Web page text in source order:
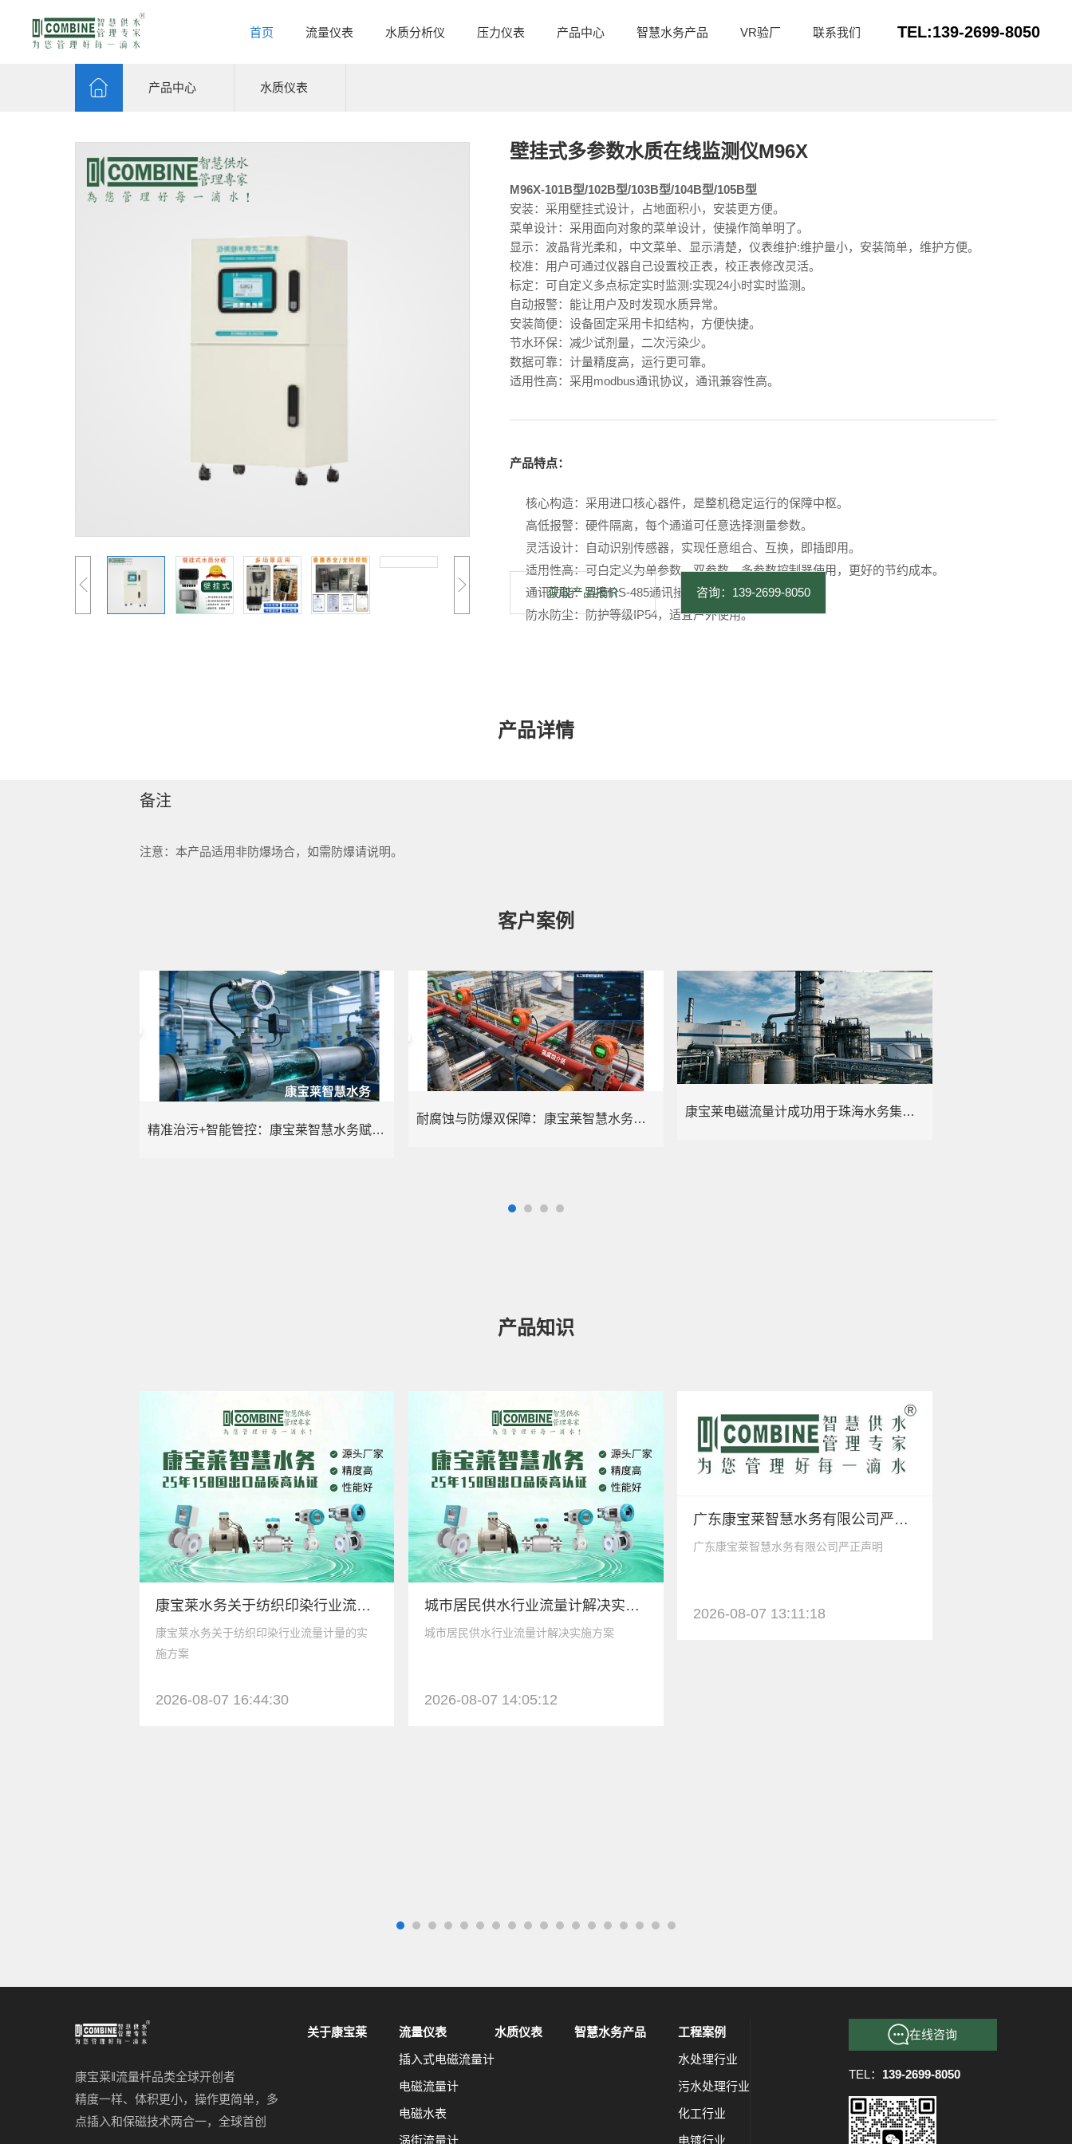
首页 流量仪表 水质分析仪 压力仪表 产品中心 智慧水务产品 VR验厂 联系我们 TEL:139-2699-8050
产品中心 水质仪表
壁挂式多参数水质在线监测仪M96X
M96X-101B型/102B型/103B型/104B型/105B型
安装：采用壁挂式设计，占地面积小，安装更方便。
菜单设计：采用面向对象的菜单设计，使操作简单明了。
显示：波晶背光柔和，中文菜单、显示清楚，仪表维护:维护量小，安装简单，维护方便。
校准：用户可通过仪器自己设置校正表，校正表修改灵活。
标定：可自定义多点标定实时监测:实现24小时实时监测。
自动报警：能让用户及时发现水质异常。
安装简便：设备固定采用卡扣结构，方便快捷。
节水环保：减少试剂量，二次污染少。
数据可靠：计量精度高，运行更可靠。
适用性高：采用modbus通讯协议，通讯兼容性高。
产品特点：
核心构造：采用进口核心器件，是整机稳定运行的保障中枢。
高低报警：硬件隔离，每个通道可任意选择测量参数。
灵活设计：自动识别传感器，实现任意组合、互换，即插即用。
适用性高：可白定义为单参数、双参数、多参数控制器使用，更好的节约成本。
通讯功能：具有RS-485通讯接口。
防水防尘：防护等级IP54，适宜户外使用。
获取产品报价 咨询：139-2699-8050
产品详情
备注
注意：本产品适用非防爆场合，如需防爆请说明。
客户案例
精准治污+智能管控：康宝莱智慧水务赋能电镀行业绿色转型
耐腐蚀与防爆双保障：康宝莱智慧水务赋能化工行业精准计量
康宝莱电磁流量计成功用于珠海水务集团的DMA 分析​
产品知识
康宝莱水务关于纺织印染行业流量计量的实施方案
康宝莱水务关于纺织印染行业流量计量的实
施方案
2026-08-07 16:44:30
城市居民供水行业流量计解决实施方案
城市居民供水行业流量计解决实施方案
2026-08-07 14:05:12
广东康宝莱智慧水务有限公司严正声明
广东康宝莱智慧水务有限公司严正声明
2026-08-07 13:11:18
康宝莱‖流量杆品类全球开创者
精度一样、体积更小，操作更简单，多
点插入和保磁技术两合一，全球首创
关于康宝莱
流量仪表
插入式电磁流量计
电磁流量计
电磁水表
涡街流量计
水质仪表 智慧水务产品
工程案例
水处理行业
污水处理行业
化工行业
电镀行业
在线咨询
TEL： 139-2699-8050